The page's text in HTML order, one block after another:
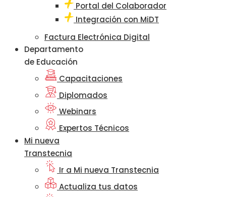
Portal del Colaborador
Integración con MiDT
Factura Electrónica Digital
Departamento
de Educación
Capacitaciones
Diplomados
Webinars
Expertos Técnicos
Mi nueva
Transtecnia
Ir a Mi nueva Transtecnia
Actualiza tus datos